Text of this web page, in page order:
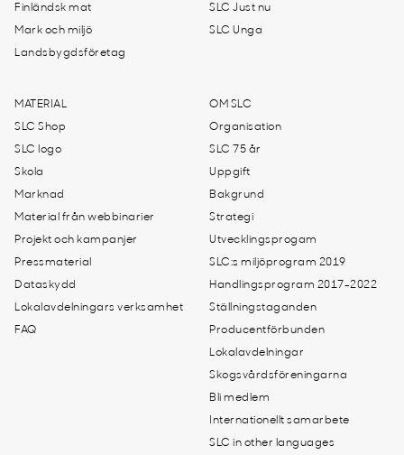
Finländsk mat
Mark och miljö
Landsbygdsföretag
SLC Just nu
SLC Unga
MATERIAL
SLC Shop
SLC logo
Skola
Marknad
Material från webbinarier
Projekt och kampanjer
Pressmaterial
Dataskydd
Lokalavdelningars verksamhet
FAQ
OM SLC
Organisation
SLC 75 år
Uppgift
Bakgrund
Strategi
Utvecklingsprogam
SLC:s miljöprogram 2019
Handlingsprogram 2017-2022
Ställningstaganden
Producentförbunden
Lokalavdelningar
Skogsvårdsföreningarna
Bli medlem
Internationellt samarbete
SLC in other languages